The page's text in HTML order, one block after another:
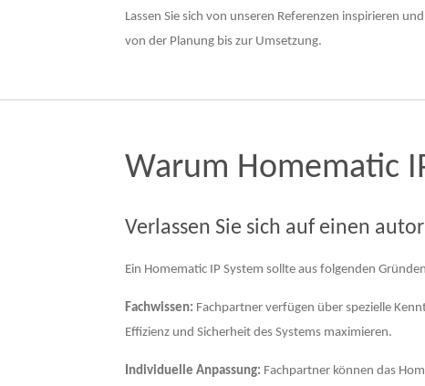
Lassen Sie sich von unseren Referenzen inspirieren
von der Planung bis zur Umsetzung.
Warum Homematic
Verlassen Sie sich auf einen
Ein Homematic IP System sollte aus folgenden
Fachwissen: Fachpartner verfügen über spezielle
Effizienz und Sicherheit des Systems maximieren.
Individuelle Anpassung: Fachpartner können das